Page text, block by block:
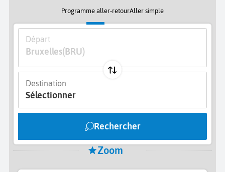
Programme aller-retourAller simple
Départ
Bruxelles(BRU)
Destination
Sélectionner
Rechercher
Zoom